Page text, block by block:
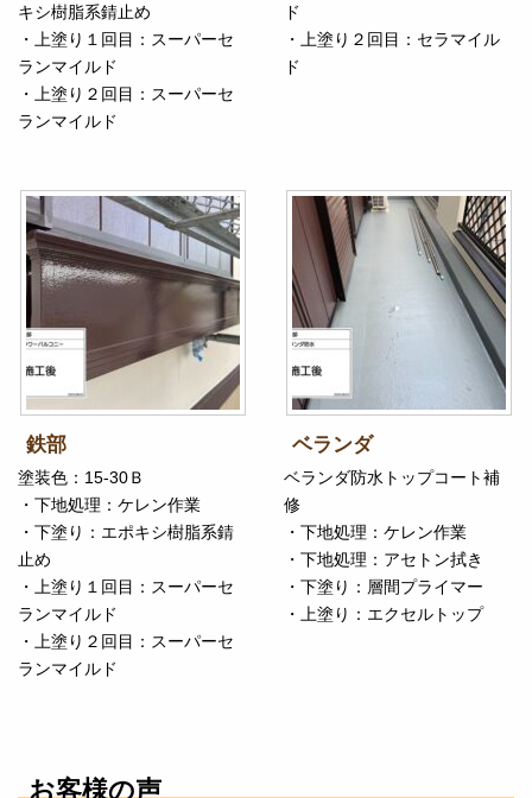
キシ樹脂系錆止め
・上塗り１回目：スーパーセ
ランマイルド
・上塗り２回目：スーパーセ
ランマイルド
ド
・上塗り２回目：セラマイル
ド
鉄部
塗装色：15-30Ｂ
・下地処理：ケレン作業
・下塗り：エポキシ樹脂系錆
止め
・上塗り１回目：スーパーセ
ランマイルド
・上塗り２回目：スーパーセ
ランマイルド
ベランダ
ベランダ防水トップコート補
修
・下地処理：ケレン作業
・下地処理：アセトン拭き
・下塗り：層間プライマー
・上塗り：エクセルトップ
お客様の声